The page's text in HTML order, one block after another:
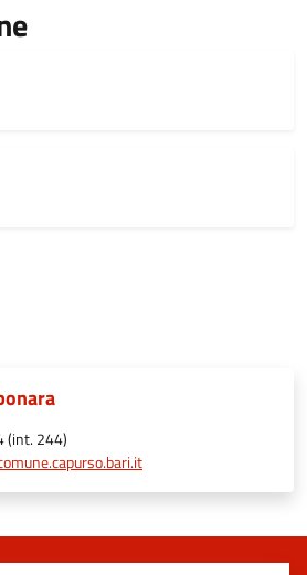
(int. 244)